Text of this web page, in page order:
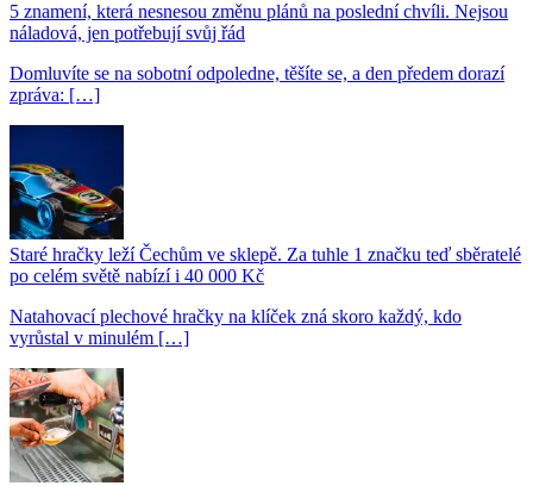
5 znamení, která nesnesou změnu plánů na poslední chvíli. Nejsou
náladová, jen potřebují svůj řád
Domluvíte se na sobotní odpoledne, těšíte se, a den předem dorazí
zpráva: […]
Staré hračky leží Čechům ve sklepě. Za tuhle 1 značku teď sběratelé
po celém světě nabízí i 40 000 Kč
Natahovací plechové hračky na klíček zná skoro každý, kdo
vyrůstal v minulém […]